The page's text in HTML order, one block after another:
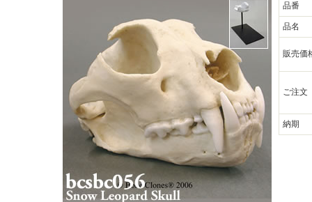
品番
品名
販売価
ご注文
納期